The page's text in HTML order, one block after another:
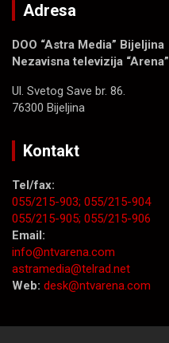
Adresa
DOO “Astra Media” Bijeljina
Nezavisna televizija “Arena”
Ul. Svetog Save br. 86.
76300 Bijeljina
Kontakt
Tel/fax:
055/215-903; 055/215-904
055/215-905; 055/215-906
Email:
info@ntvarena.com
astramedia@telrad.net
Web: desk@ntvarena.com